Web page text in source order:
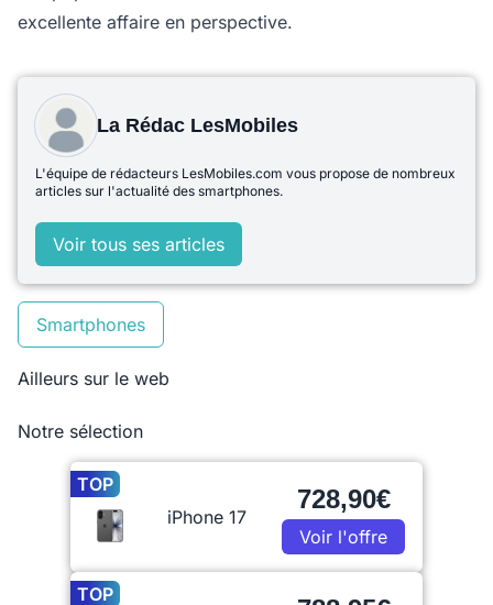
excellente affaire en perspective.
La Rédac LesMobiles
L'équipe de rédacteurs LesMobiles.com vous propose de nombreux
articles sur l'actualité des smartphones.
Voir tous ses articles
Smartphones
Ailleurs sur le web
Notre sélection
TOP
iPhone 17
728,90€
Voir l'offre
TOP